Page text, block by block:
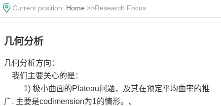
Current position: Home >>Research Focus
几何分析
几何分析方向：
我们主要关心的是：
1) 极小曲面的Plateau问题，及其在预定平均曲率的推
广, 主要是codimension为1的情形。、